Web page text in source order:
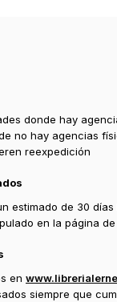
donde hay
no hay agencias
reexpedición
estimado de 30
en la página
en
siempre que